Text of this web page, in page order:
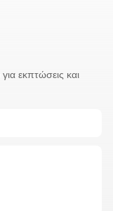
εκπτώσεις και